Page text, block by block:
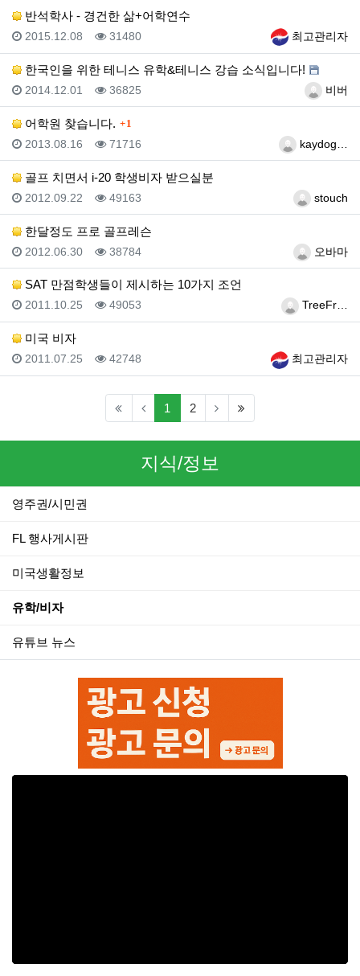
반석학사 - 경건한 삶+어학연수
등록자최고관리자
등록일
2015.12.08 조회
31480
한국인을 위한 테니스 유학&테니스 강습 소식입니다!
등록자비버
등록일
2014.12.01 조회
36825
어학원 찾습니다. 댓글
1
등록자kaydog…
등록일
2013.08.16 조회
71716
골프 치면서 i-20 학생비자 받으실분
등록자stouch
등록일
2012.09.22 조회
49163
한달정도 프로 골프레슨
등록자오바마
등록일
2012.06.30 조회
38784
SAT 만점학생들이 제시하는 10가지 조언
등록자TreeFr…
등록일
2011.10.25 조회
49053
미국 비자
등록자최고관리자
등록일
2011.07.25 조회
42748
1 (current)
2 (last)
지식/정보
영주권/시민권
FL 행사게시판
미국생활정보
유학/비자
유튜브 뉴스